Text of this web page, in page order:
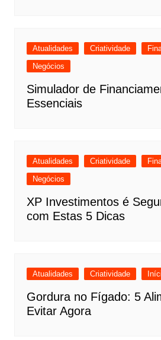
Atualidades Criatividade
Negócios
Simulador de
Essenciais
Atualidades Criatividade
Negócios
XP Investimentos é
com Estas 5 Dicas
Atualidades Criatividade
Gordura no Fígado: 5
Evitar Agora